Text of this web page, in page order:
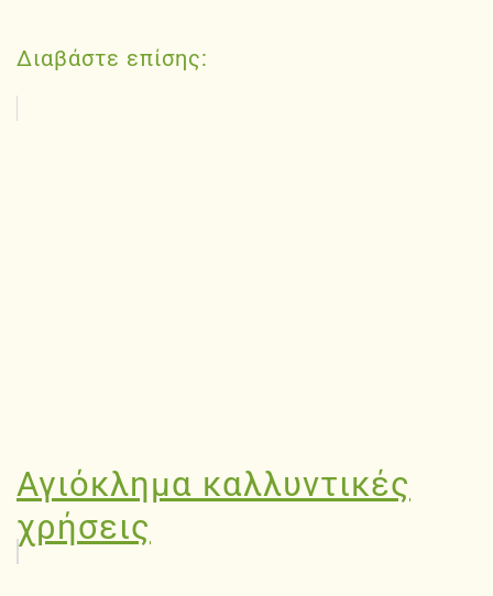
Διαβάστε επίσης:
Αγιόκλημα καλλυντικές
χρήσεις